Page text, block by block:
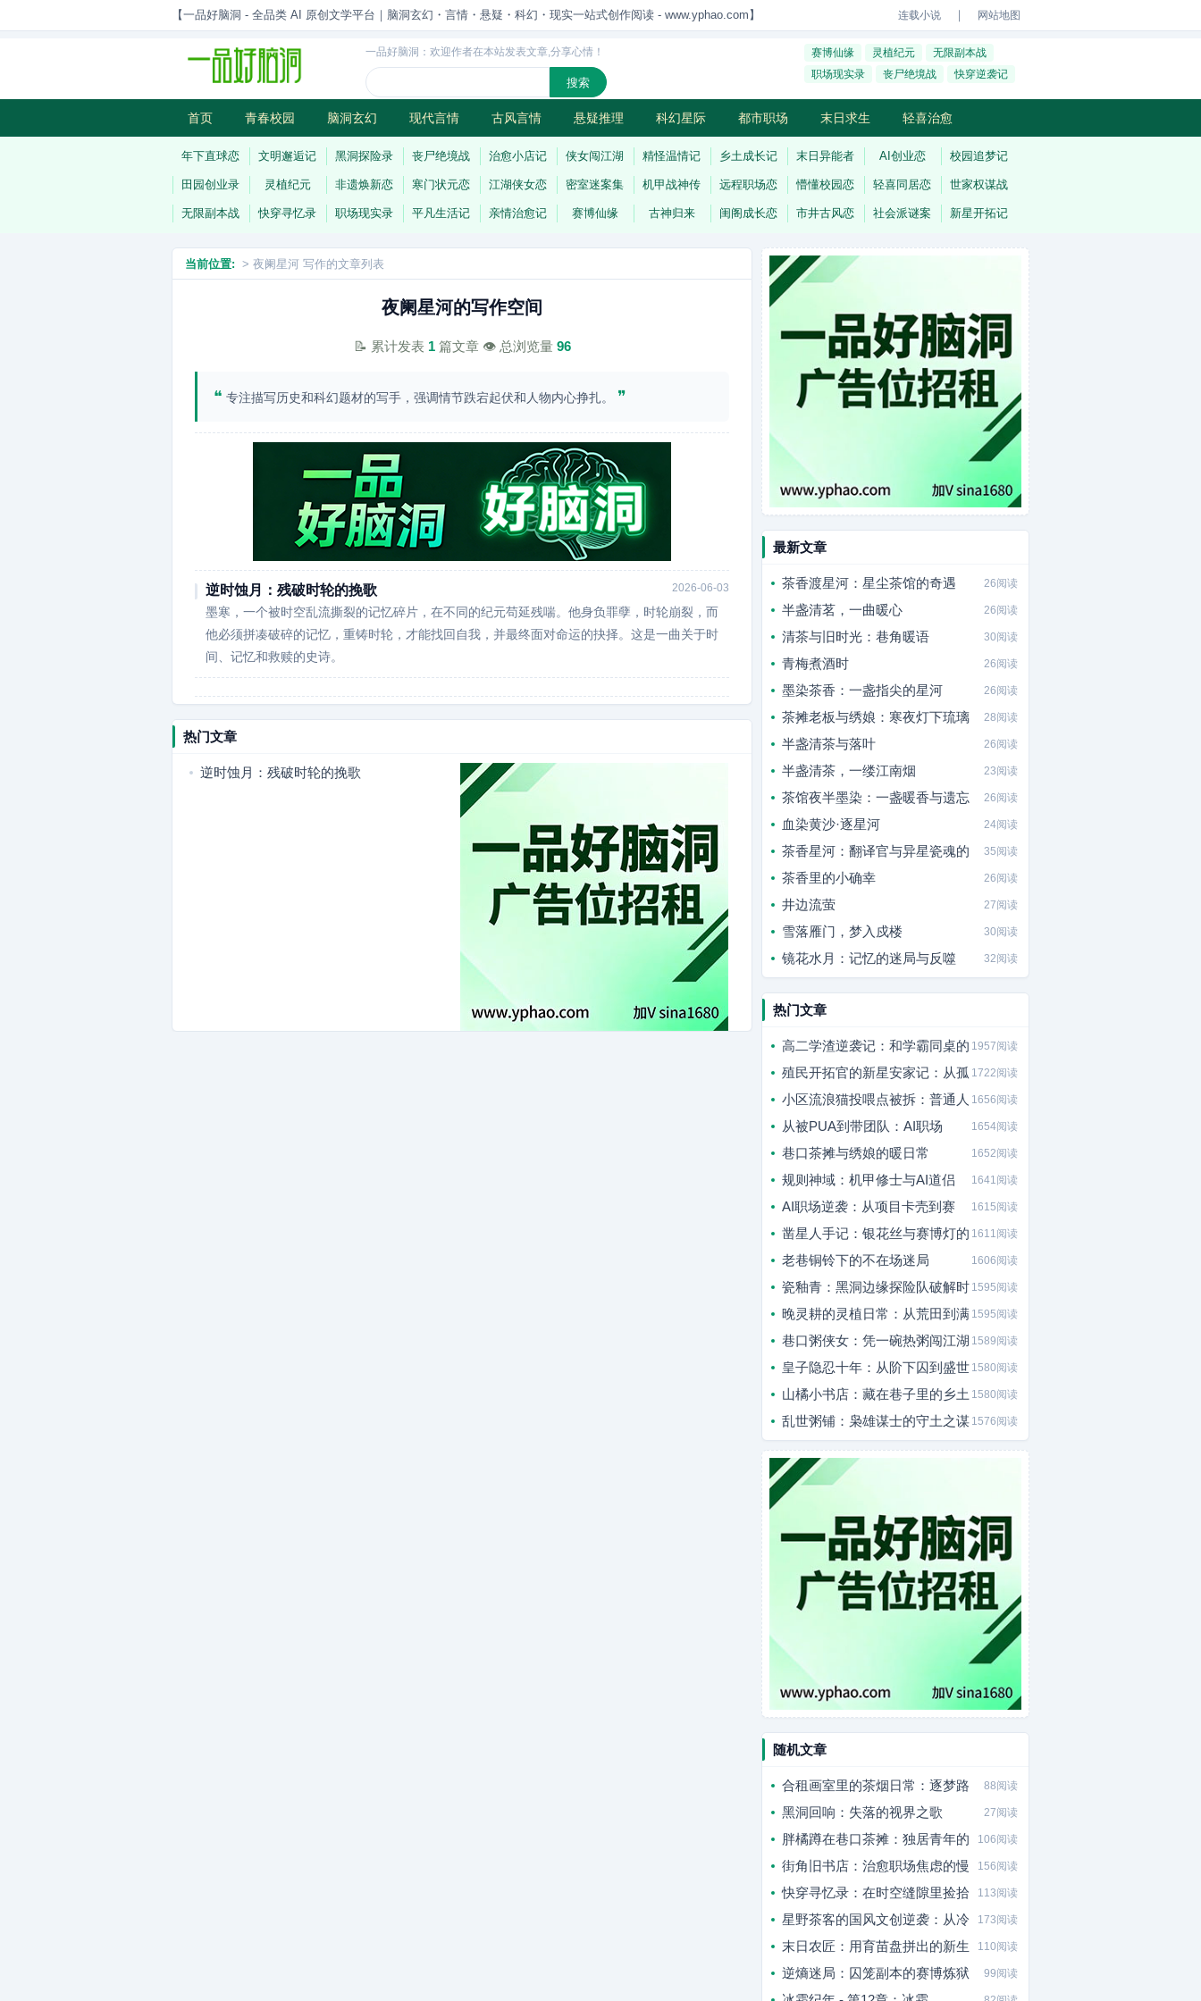
【一品好脑洞 - 全品类 AI 原创文学平台｜脑洞玄幻・言情・悬疑・科幻・现实一站式创作阅读 - www.yphao.com】 连载小说 ｜ 网站地图
一品好脑洞：欢迎作者在本站发表文章,分享心情！ 赛博仙缘 灵植纪元
无限副本战
职场现实录
丧尸绝境战 快穿逆袭记
首页 青春校园 脑洞玄幻 现代言情 古风言情 悬疑推理 科幻星际 都市职场 末日求生 轻喜治愈
历史权谋 武侠江湖 灵异志怪 连载
年下直球恋 文明邂逅记 黑洞探险录 丧尸绝境战 治愈小店记 侠女闯江湖 精怪温情记 乡土成长记 末日异能者 AI创业恋 校园追梦记
田园创业录 灵植纪元 非遗焕新恋 寒门状元恋 江湖侠女恋 密室迷案集 机甲战神传 远程职场恋 懵懂校园恋 轻喜同居恋 世家权谋战
无限副本战 快穿寻忆录 职场现实录 平凡生活记 亲情治愈记 赛博仙缘 古神归来 闺阁成长恋 市井古风恋 社会派谜案 新星开拓记
当前位置: > 夜阑星河 写作的文章列表
夜阑星河的写作空间
📝 累计发表 1篇文章 👁️ 总浏览量 96
❝ 专注描写历史和科幻题材的写手，强调情节跌宕起伏和人物内心挣扎。 ❞
逆时蚀月：残破时轮的挽歌 2026-06-03
墨寒，一个被时空乱流撕裂的记忆碎片，在不同的纪元苟延残喘。他身负罪孽，时轮崩裂，而
他必须拼凑破碎的记忆，重铸时轮，才能找回自我，并最终面对命运的抉择。这是一曲关于时
间、记忆和救赎的史诗。
热门文章
逆时蚀月：残破时轮的挽歌
最新文章
茶香渡星河：星尘茶馆的奇遇 26阅读
半盏清茗，一曲暖心 26阅读
清茶与旧时光：巷角暖语 30阅读
青梅煮酒时 26阅读
墨染茶香：一盏指尖的星河 26阅读
茶摊老板与绣娘：寒夜灯下琉璃 28阅读
半盏清茶与落叶 26阅读
半盏清茶，一缕江南烟 23阅读
茶馆夜半墨染：一盏暖香与遗忘 26阅读
血染黄沙·逐星河 24阅读
茶香星河：翻译官与异星瓷魂的 35阅读
茶香里的小确幸 26阅读
井边流萤 27阅读
雪落雁门，梦入戍楼 30阅读
镜花水月：记忆的迷局与反噬 32阅读
热门文章
高二学渣逆袭记：和学霸同桌的 1957阅读
殖民开拓官的新星安家记：从孤 1722阅读
小区流浪猫投喂点被拆：普通人 1656阅读
从被PUA到带团队：AI职场 1654阅读
巷口茶摊与绣娘的暖日常 1652阅读
规则神域：机甲修士与AI道侣 1641阅读
AI职场逆袭：从项目卡壳到赛 1615阅读
凿星人手记：银花丝与赛博灯的 1611阅读
老巷铜铃下的不在场迷局 1606阅读
瓷釉青：黑洞边缘探险队破解时 1595阅读
晚灵耕的灵植日常：从荒田到满 1595阅读
巷口粥侠女：凭一碗热粥闯江湖 1589阅读
皇子隐忍十年：从阶下囚到盛世 1580阅读
山橘小书店：藏在巷子里的乡土 1580阅读
乱世粥铺：枭雄谋士的守土之谋 1576阅读
随机文章
合租画室里的茶烟日常：逐梦路 88阅读
黑洞回响：失落的视界之歌 27阅读
胖橘蹲在巷口茶摊：独居青年的 106阅读
街角旧书店：治愈职场焦虑的慢 156阅读
快穿寻忆录：在时空缝隙里捡拾 113阅读
星野茶客的国风文创逆袭：从冷 173阅读
末日农匠：用育苗盘拼出的新生 110阅读
逆熵迷局：囚笼副本的赛博炼狱 99阅读